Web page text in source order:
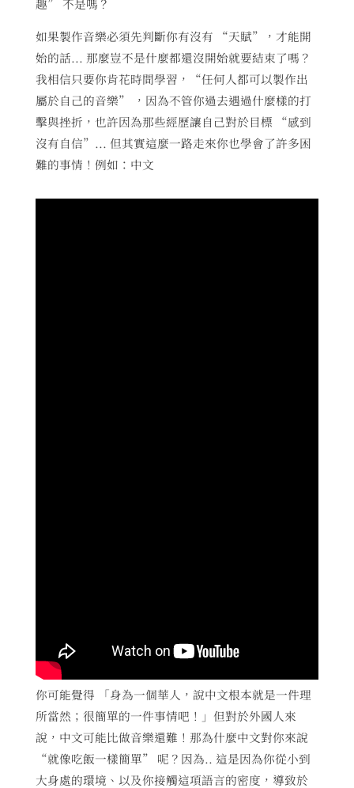
如果製作音樂必須先判斷你有沒有 “天賦”，才能開
始的話... 那麼豈不是什麼都還沒開始就要結束了嗎？
我相信只要你肯花時間學習，“任何人都可以製作出
屬於自己的音樂” ，因為不管你過去遇過什麼樣的打
擊與挫折，也許因為那些經歷讓自己對於目標 “感到
沒有自信”... 但其實這麼一路走來你也學會了許多困
難的事情！例如：中文
你可能覺得 「身為一個華人，說中文根本就是一件理
所當然；很簡單的一件事情吧！」但對於外國人來
說，中文可能比做音樂還難！那為什麼中文對你來說
“就像吃飯一樣簡單” 呢？因為.. 這是因為你從小到
大身處的環境、以及你接觸這項語言的密度，導致於